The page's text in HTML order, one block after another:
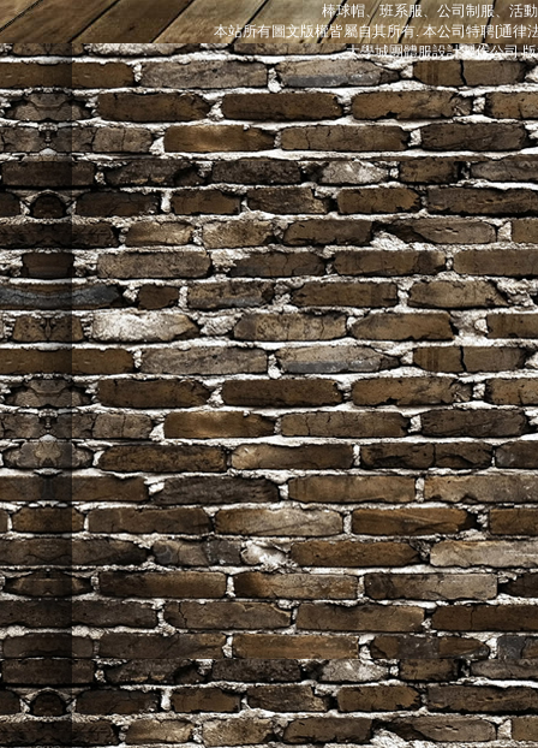
棒球帽、班系服、公司制服、活
本站所有圖文版權皆屬自其所有. 本公司特聘[通律
大學城團體服設計製作公司